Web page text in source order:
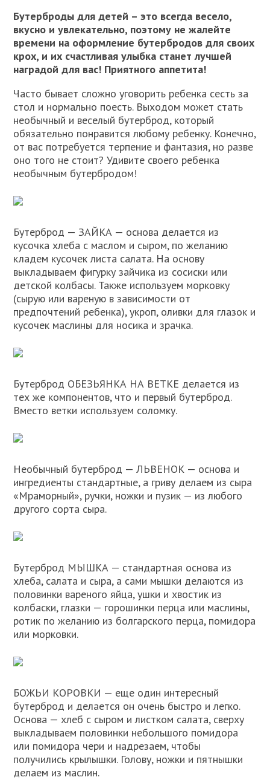
Бутерброды для детей – это всегда весело,
вкусно и увлекательно, поэтому не жалейте
времени на оформление бутербродов для своих
крох, и их счастливая улыбка станет лучшей
наградой для вас! Приятного аппетита!
Часто бывает сложно уговорить ребенка сесть за
стол и нормально поесть. Выходом может стать
необычный и веселый бутерброд, который
обязательно понравится любому ребенку. Конечно,
от вас потребуется терпение и фантазия, но разве
оно того не стоит? Удивите своего ребенка
необычным бутербродом!
Бутерброд — ЗАЙКА — основа делается из
кусочка хлеба с маслом и сыром, по желанию
кладем кусочек листа салата. На основу
выкладываем фигурку зайчика из сосиски или
детской колбасы. Также используем морковку
(сырую или вареную в зависимости от
предпочтений ребенка), укроп, оливки для глазок и
кусочек маслины для носика и зрачка.
Бутерброд ОБЕЗЬЯНКА НА ВЕТКЕ делается из
тех же компонентов, что и первый бутерброд.
Вместо ветки используем соломку.
Необычный бутерброд — ЛЬВЕНОК — основа и
ингредиенты стандартные, а гриву делаем из сыра
«Мраморный», ручки, ножки и пузик — из любого
другого сорта сыра.
Бутерброд МЫШКА — стандартная основа из
хлеба, салата и сыра, а сами мышки делаются из
половинки вареного яйца, ушки и хвостик из
колбаски, глазки — горошинки перца или маслины,
ротик по желанию из болгарского перца, помидора
или морковки.
БОЖЬИ КОРОВКИ — еще один интересный
бутерброд и делается он очень быстро и легко.
Основа — хлеб с сыром и листком салата, сверху
выкладываем половинки небольшого помидора
или помидора чери и надрезаем, чтобы
получились крылышки. Голову, ножки и пятнышки
делаем из маслин.